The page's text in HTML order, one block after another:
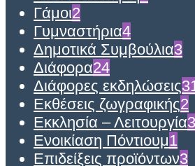
Γάμοι2
Γυμναστήρια4
Δημοτικά Συμβούλια3
Διάφορα24
Διάφορες εκδηλώσεις
Εκθέσεις ζωγραφικής2
Εκκλησία – Λειτουργία3
Ενοικίαση Πόντιουμ1
Επιδείξεις προϊόντων3